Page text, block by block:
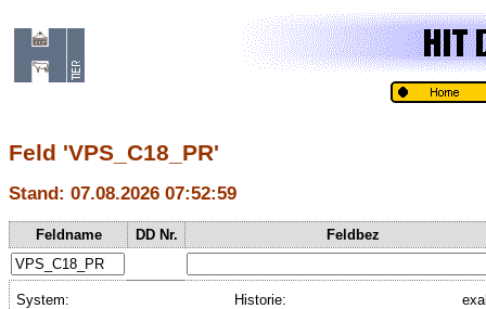
Feld 'VPS_C18_PR'
Stand: 07.08.2026 07:52:59
Feldname DD Nr. Feldbez
System:
Historie: